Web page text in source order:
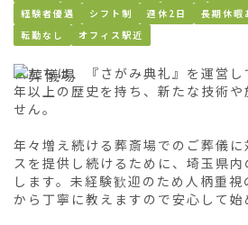
経験者優遇
シフト制 週休2日 長期休暇
転勤なし
オフィス駅近
私たちは、『さがみ典礼』を運営
年以上の歴史を持ち、新たな技術
せん。
年々増え続ける葬斎場でのご葬儀
スを提供し続けるために、埼玉県
します。未経験歓迎のため人柄重
から丁寧に教えますので安心して始